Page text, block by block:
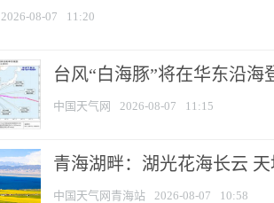
2026-08-07 11:20
台风“白海豚”将在华东沿
中国天气网 2026-08-07 11:15
青海湖畔：湖光花海长云
中国天气网青海站 2026-08-07 10:58